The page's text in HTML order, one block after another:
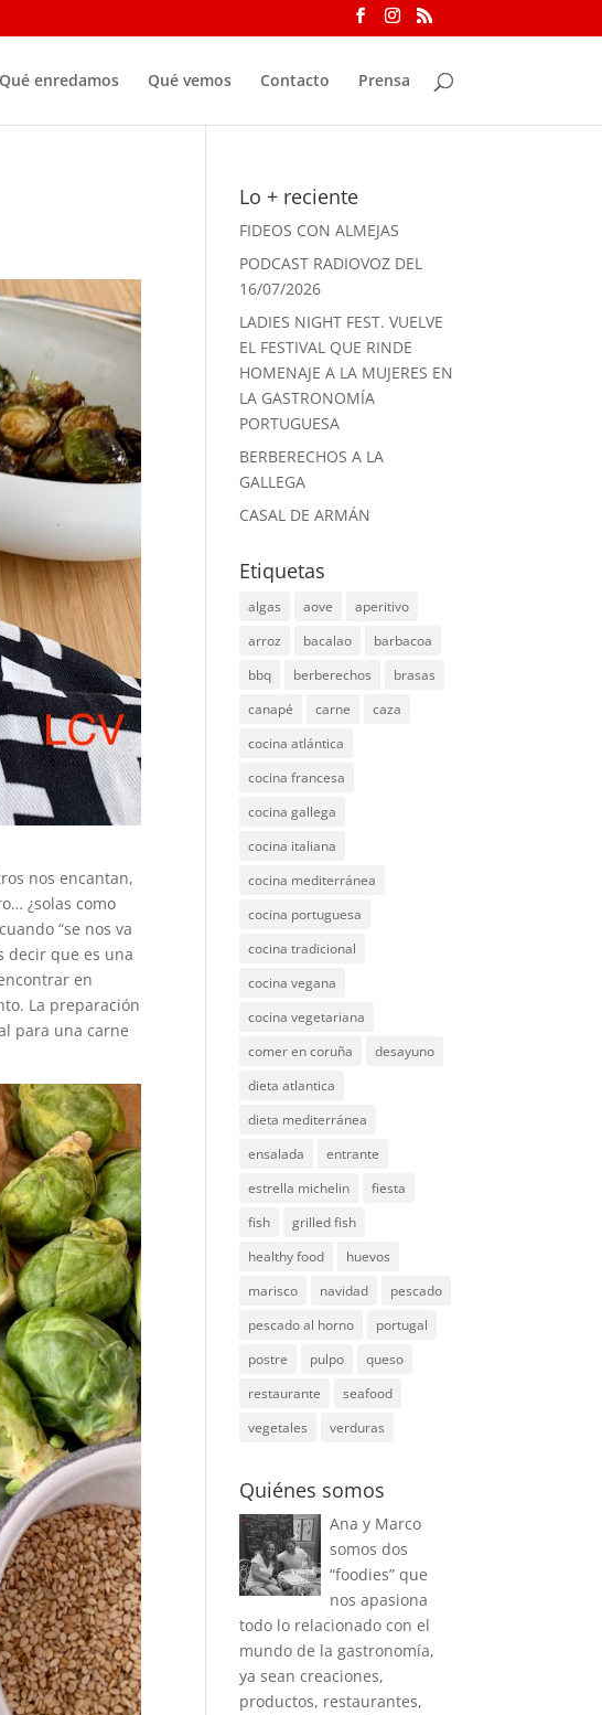
Qué enredamos Qué vemos Contacto Prensa
nos encantan,
¿solas como
“se nos va
decir que es una
en
La preparación
para una carne
Lo + reciente
FIDEOS CON ALMEJAS
PODCAST RADIOVOZ DEL
16/07/2026
LADIES NIGHT FEST. VUELVE
EL FESTIVAL QUE RINDE
HOMENAJE A LA MUJERES EN
LA GASTRONOMÍA
PORTUGUESA
BERBERECHOS A LA
GALLEGA
CASAL DE ARMÁN
Etiquetas
algas aove
aperitivo
arroz
bacalao
barbacoa
bbq
berberechos
brasas
canapé
carne
caza
cocina atlántica
cocina francesa
cocina gallega
cocina italiana
cocina mediterránea
cocina portuguesa
cocina tradicional
cocina vegana
cocina vegetariana
comer en coruña
desayuno
dieta atlantica
dieta mediterránea
ensalada
entrante
estrella michelin
fiesta
fish
grilled fish
healthy food
huevos
marisco
navidad
pescado
pescado al horno
portugal
postre
pulpo
queso
restaurante
seafood
vegetales
verduras
Quiénes somos
Ana y Marco
somos dos
“foodies” que
nos apasiona
todo lo relacionado con el
mundo de la gastronomía,
ya sean creaciones,
productos, restaurantes,